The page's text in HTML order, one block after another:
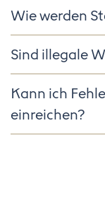
Wie werden
Sind illegale
Kann ich
einreichen?